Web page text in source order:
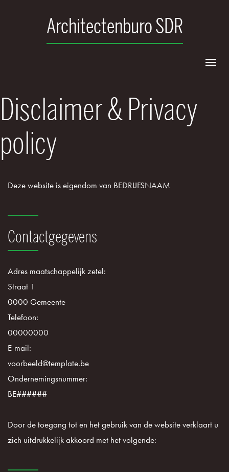
Architectenburo SDR
Disclaimer & Privacy
policy
Deze website is eigendom van BEDRIJFSNAAM
Contactgegevens
Adres maatschappelijk zetel:
Straat 1
0000 Gemeente
Telefoon:
00000000
E-mail:
voorbeeld@template.be
Ondernemingsnummer:
BE######
Door de toegang tot en het gebruik van de website verklaart u
zich uitdrukkelijk akkoord met het volgende: